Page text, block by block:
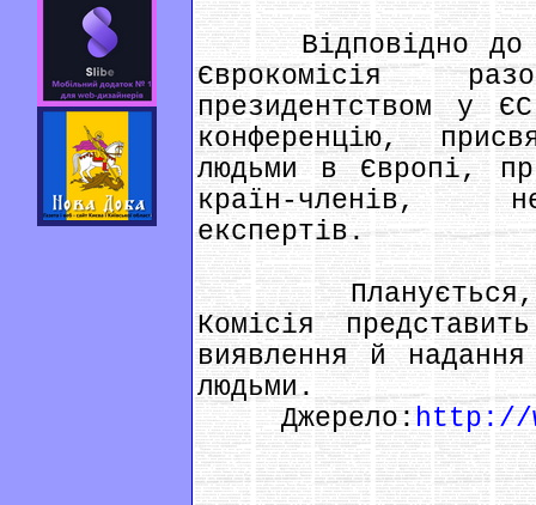
Відповідно до
Єврокомісія
президентством у
конференцію,
людьми в Європі,
країн-членів,
експертів.
Планується, що
Комісія
виявлення й
людьми.
Джерело: http://